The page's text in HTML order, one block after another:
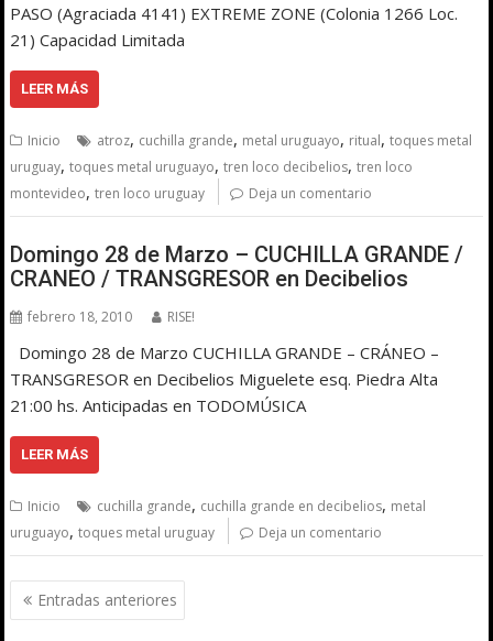
PASO (Agraciada 4141) EXTREME ZONE (Colonia 1266 Loc.
21) Capacidad Limitada
LEER MÁS
Inicio atroz, cuchilla grande, metal uruguayo, ritual,toques metal
uruguay,toques metal uruguayo,tren loco decibelios,tren loco
montevideo,tren loco uruguay Deja un comentario
Domingo 28 de Marzo – CUCHILLA GRANDE /
CRANEO / TRANSGRESOR en Decibelios
febrero 18, 2010 RISE!
Domingo 28 de Marzo CUCHILLA GRANDE – CRÁNEO –
TRANSGRESOR en Decibelios Miguelete esq. Piedra Alta
21:00 hs. Anticipadas en TODOMÚSICA
LEER MÁS
Inicio cuchilla grande, cuchilla grande en decibelios, metal
uruguayo,toques metal uruguay Deja un comentario
Navegación
de
Entradas anteriores